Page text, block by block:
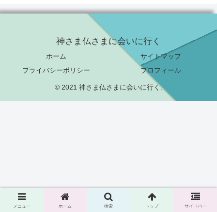
神さま仏さまに会いに行く
ホーム
サイトマップ
プライバシーポリシー
プロフィール
© 2021 神さま仏さまに会いに行く.
メニュー ホーム 検索 トップ サイドバー